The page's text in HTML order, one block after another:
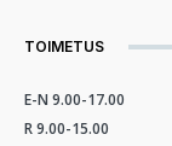
TOIMETUS
E-N 9.00-17.00
R 9.00-15.00